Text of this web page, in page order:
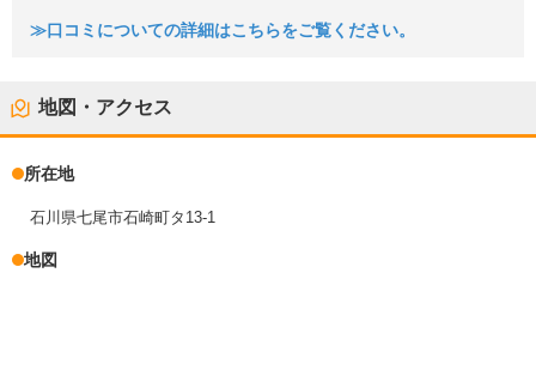
≫口コミについての詳細はこちらをご覧ください。
地図・アクセス
所在地
石川県七尾市石崎町タ13-1
地図